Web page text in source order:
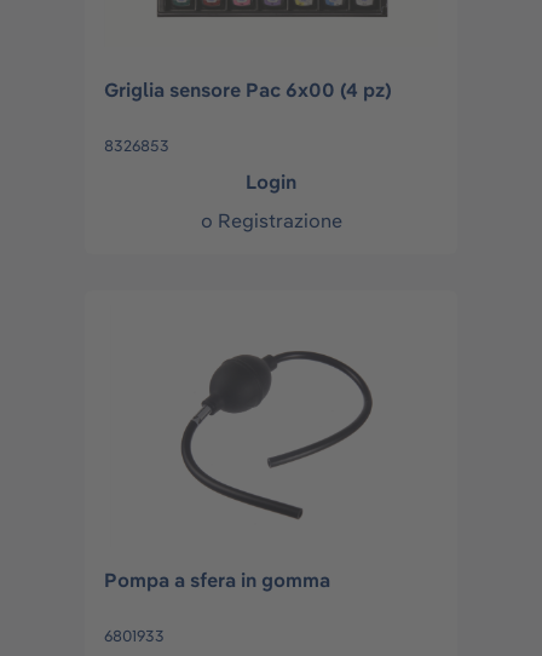
Griglia sensore Pac 6x00 (4 pz)
8326853
Login
o Registrazione
Pompa a sfera in gomma
6801933